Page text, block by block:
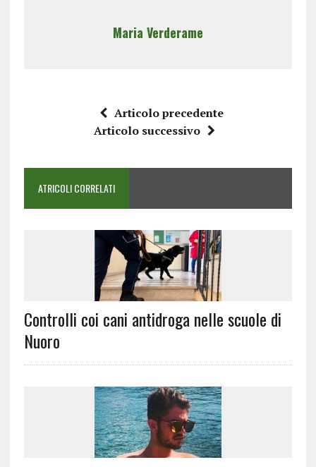
Maria Verderame
Articolo precedente
Articolo successivo
ATRICOLI CORRELATI
Controlli coi cani antidroga nelle scuole di
Nuoro